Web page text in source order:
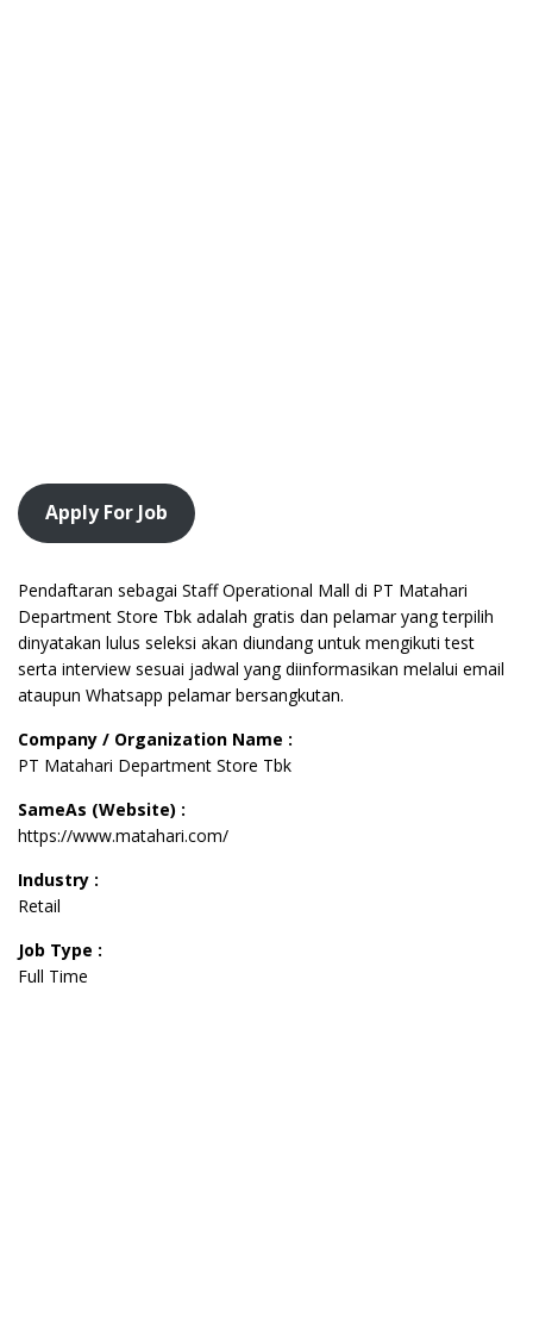
Apply For Job
Pendaftaran sebagai Staff Operational Mall di PT Matahari
Department Store Tbk adalah gratis dan pelamar yang terpilih
dinyatakan lulus seleksi akan diundang untuk mengikuti test
serta interview sesuai jadwal yang diinformasikan melalui email
ataupun Whatsapp pelamar bersangkutan.
Company / Organization Name :
PT Matahari Department Store Tbk
SameAs (Website) :
https://www.matahari.com/
Industry :
Retail
Job Type :
Full Time